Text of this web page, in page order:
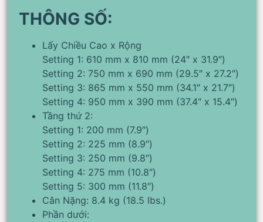
THÔNG SỐ:
Lấy Chiều Cao x Rộng
Setting 1: 610 mm x 810 mm (24″ x 31.9″)
Setting 2: 750 mm x 690 mm (29.5″ x 27.2″)
Setting 3: 865 mm x 550 mm (34.1″ x 21.7″)
Setting 4: 950 mm x 390 mm (37.4″ x 15.4″)
Tầng thứ 2:
Setting 1: 200 mm (7.9″)
Setting 2: 225 mm (8.9″)
Setting 3: 250 mm (9.8″)
Setting 4: 275 mm (10.8″)
Setting 5: 300 mm (11.8″)
Cân Nặng: 8.4 kg (18.5 lbs.)
Phần dưới: